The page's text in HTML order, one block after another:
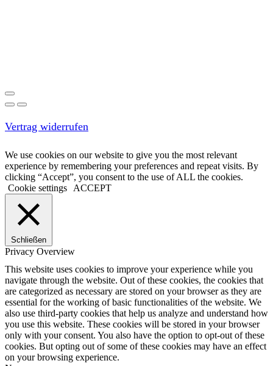
Vertrag widerrufen
We use cookies on our website to give you the most relevant
experience by remembering your preferences and repeat visits. By
clicking “Accept”, you consent to the use of ALL the cookies.
Cookie settings
ACCEPT
Schließen
Privacy Overview
This website uses cookies to improve your experience while you
navigate through the website. Out of these cookies, the cookies that
are categorized as necessary are stored on your browser as they are
essential for the working of basic functionalities of the website. We
also use third-party cookies that help us analyze and understand how
you use this website. These cookies will be stored in your browser
only with your consent. You also have the option to opt-out of these
cookies. But opting out of some of these cookies may have an effect
on your browsing experience.